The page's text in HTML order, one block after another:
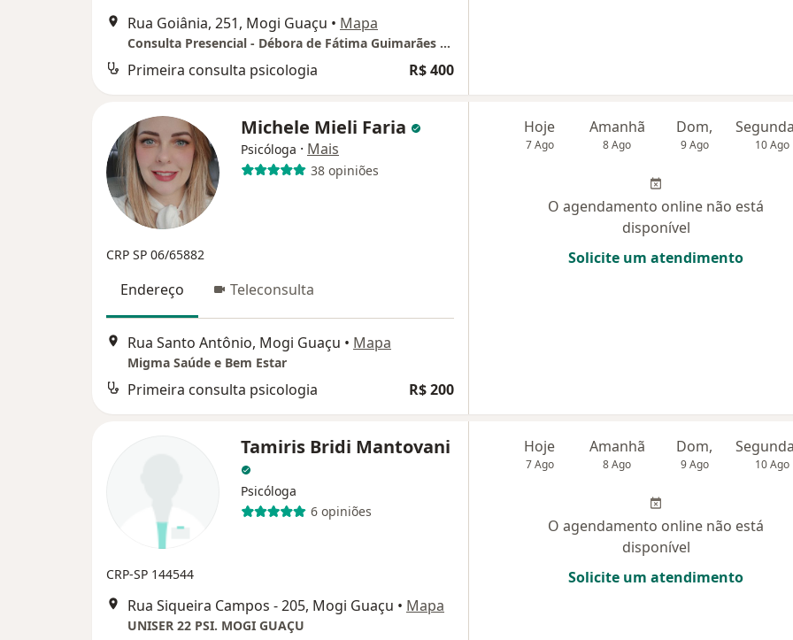
Rua Goiânia, 251, Mogi Guaçu • Mapa
Consulta Presencial - Débora de Fátima Guimarães Pinto
Primeira consulta psicologia R$ 400
Michele Mieli Faria
Psicóloga · Mais
38 opiniões
CRP SP 06/65882
Endereço Teleconsulta
Rua Santo Antônio, Mogi Guaçu • Mapa
Migma Saúde e Bem Estar
Primeira consulta psicologia R$ 200
Hoje
7 Ago
Amanhã
8 Ago
Dom,
9 Ago 10 Ago
O agendamento online não está
disponível
Solicite um atendimento
Tamiris Bridi Mantovani
Psicóloga
6 opiniões
CRP-SP 144544
Rua Siqueira Campos - 205, Mogi Guaçu • Mapa
UNISER 22 PSI. MOGI GUAÇU
Hoje
7 Ago
Amanhã
8 Ago
Dom,
9 Ago 10 Ago
O agendamento online não está
disponível
Solicite um atendimento